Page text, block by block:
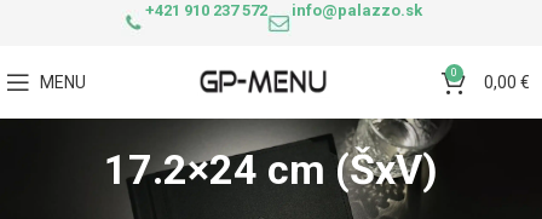
+421 910 237 572 info@palazzo.sk
MENU 0 0,00 €
17.2×24 cm (ŠxV)